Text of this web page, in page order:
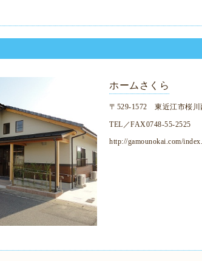
ホームさくら
〒529-1572 東近江市桜川
TEL／FAX0748-55-2525
http://gamounokai.com/